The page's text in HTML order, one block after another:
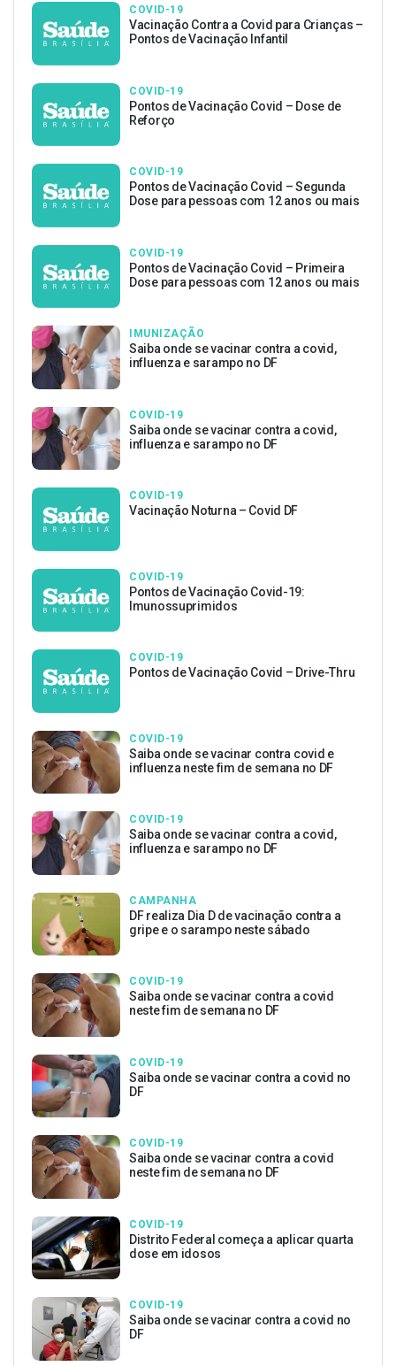
COVID-19
Vacinação Contra a Covid para Crianças –
Pontos de Vacinação Infantil
COVID-19
Pontos de Vacinação Covid – Dose de
Reforço
COVID-19
Pontos de Vacinação Covid – Segunda
Dose para pessoas com 12 anos ou mais
COVID-19
Pontos de Vacinação Covid – Primeira
Dose para pessoas com 12 anos ou mais
IMUNIZAÇÃO
Saiba onde se vacinar contra a covid,
influenza e sarampo no DF
COVID-19
Saiba onde se vacinar contra a covid,
influenza e sarampo no DF
COVID-19
Vacinação Noturna – Covid DF
COVID-19
Pontos de Vacinação Covid-19:
Imunossuprimidos
COVID-19
Pontos de Vacinação Covid – Drive-Thru
COVID-19
Saiba onde se vacinar contra covid e
influenza neste fim de semana no DF
COVID-19
Saiba onde se vacinar contra a covid,
influenza e sarampo no DF
CAMPANHA
DF realiza Dia D de vacinação contra a
gripe e o sarampo neste sábado
COVID-19
Saiba onde se vacinar contra a covid
neste fim de semana no DF
COVID-19
Saiba onde se vacinar contra a covid no
DF
COVID-19
Saiba onde se vacinar contra a covid
neste fim de semana no DF
COVID-19
Distrito Federal começa a aplicar quarta
dose em idosos
COVID-19
Saiba onde se vacinar contra a covid no
DF